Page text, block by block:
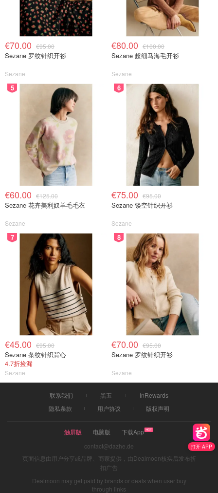
打开 APP
€70.00 €95.00
Sezane 罗纹针织开衫
Sezane
€80.00 €100.00
Sezane 超细马海毛开衫
Sezane
5
€60.00 €125.00
Sezane 花卉美利奴羊毛毛衣
Sezane
6
€75.00 €95.00
Sezane 镂空针织开衫
Sezane
7
€45.00 €95.00
Sezane 条纹针织背心
4.7折捡漏
Sezane
8
€70.00 €95.00
Sezane 罗纹针织开衫
Sezane
联系我们 黑五
InRewards
隐私条款
用户协议 版权声明
触屏版 电脑版
下载App
contact@dazhe.de
页面信息由用户分享或品牌、商家提供，由Dealmoon核实后发布折
扣广告
Dealmoon may get paid by brands or deals when user buy
through links